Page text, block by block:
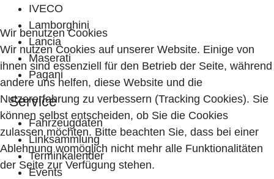
IVECO
Lamborghini
Lancia
Maserati
Pagani
Service
Fahrzeugdaten
Linksammlung
Terminkalender
Events
Wir benutzen Cookies
Wir nutzen Cookies auf unserer Website. Einige von
ihnen sind essenziell für den Betrieb der Seite, während
andere uns helfen, diese Website und die
Nutzererfahrung zu verbessern (Tracking Cookies). Sie
können selbst entscheiden, ob Sie die Cookies
zulassen möchten. Bitte beachten Sie, dass bei einer
Ablehnung womöglich nicht mehr alle Funktionalitäten
der Seite zur Verfügung stehen.